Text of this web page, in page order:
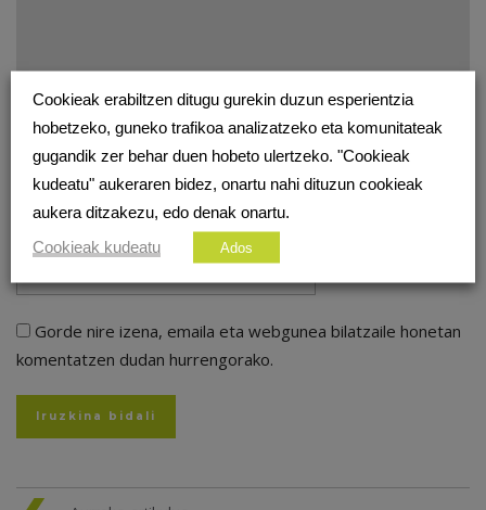
Gorde nire izena, emaila eta webgunea bilatzaile honetan
komentatzen dudan hurrengorako.
Cookieak erabiltzen ditugu gurekin duzun esperientzia
hobetzeko, guneko trafikoa analizatzeko eta komunitateak
gugandik zer behar duen hobeto ulertzeko. "Cookieak
kudeatu" aukeraren bidez, onartu nahi dituzun cookieak
aukera ditzakezu, edo denak onartu.
Cookieak kudeatu
Ados